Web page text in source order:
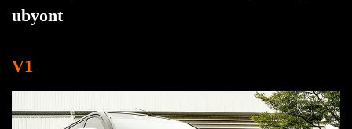
ubyont
V1